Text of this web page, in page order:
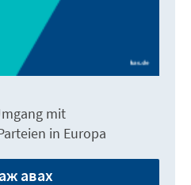
mit
in Europa
авах